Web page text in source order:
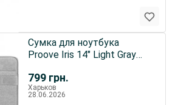
799 грн.
Сумка для ноутбука
Proove Iris 14" Light Gray
Харьков
28.06.2026